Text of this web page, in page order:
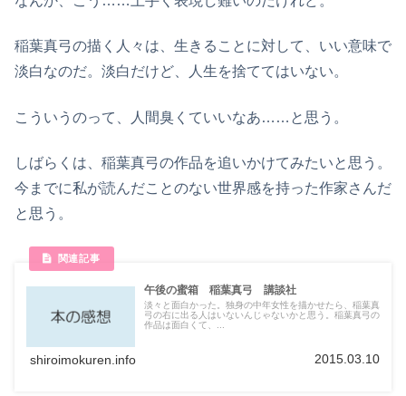
稲葉真弓の描く人々は、生きることに対して、いい意味で
淡白なのだ。淡白だけど、人生を捨ててはいない。
こういうのって、人間臭くていいなあ……と思う。
しばらくは、稲葉真弓の作品を追いかけてみたいと思う。
今までに私が読んだことのない世界感を持った作家さんだ
と思う。
午後の蜜箱 稲葉真弓 講談社
淡々と面白かった。独身の中年女性を描かせたら、稲葉真
弓の右に出る人はいないんじゃないかと思う。稲葉真弓の
作品は面白くて、...
shiroimokuren.info 2015.03.10